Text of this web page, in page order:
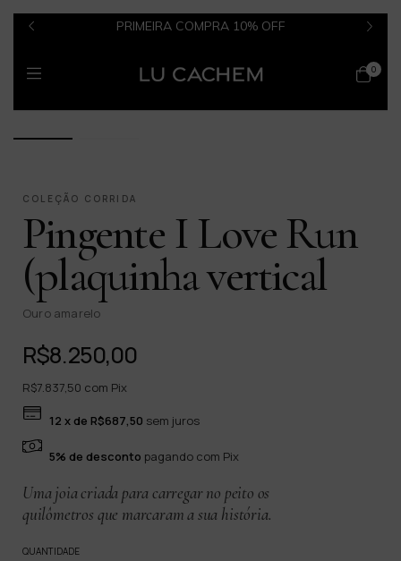
PRIMEIRA COMPRA 10% OFF
0
COLEÇÃO CORRIDA
Pingente I Love Run
(plaquinha vertical
Ouro amarelo
R$8.250,00
R$7.837,50 com Pix
12 x de R$687,50 sem juros
5% de desconto pagando com Pix
Uma joia criada para carregar no peito os
quilômetros que marcaram a sua história.
QUANTIDADE